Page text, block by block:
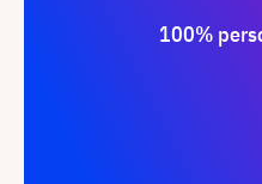
100%